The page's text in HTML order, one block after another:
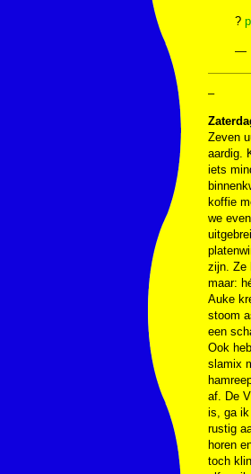
?
—
–
Zeven
aardig.
iets
koffie
we
zijn. Ze
maar:
Auke
stoom
een
Ook
slamix
af. De
is, ga ik
rustig
horen
toch